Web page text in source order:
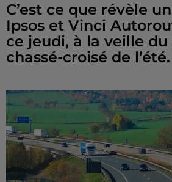
C’est ce que révèle
Ipsos et Vinci
ce jeudi, à la veille
chassé-croisé de l’été.